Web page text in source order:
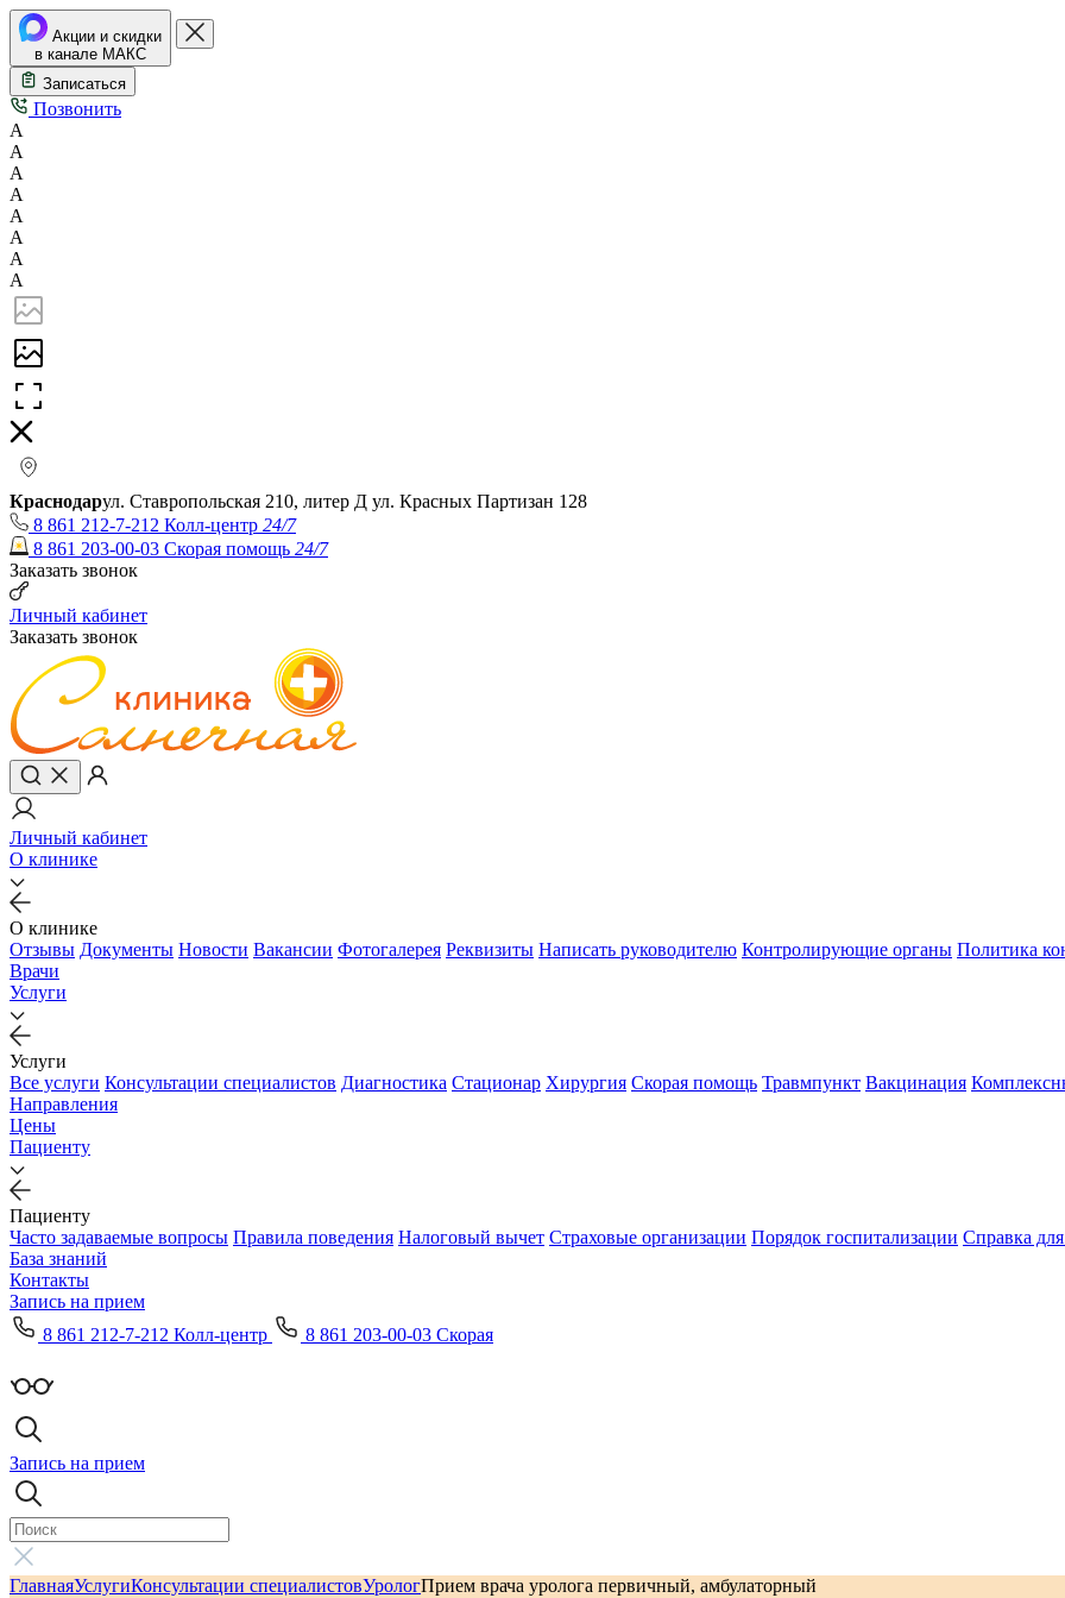
Акции и скидки
в канале МАКС
Записаться
Позвонить
А
А
А
А
А
А
А
А
Краснодарул. Ставропольская 210, литер Д ул. Красных Партизан 128
8 861 212-7-212 Колл-центр 24/7
8 861 203-00-03 Скорая помощь 24/7
Заказать звонок
Личный кабинет
Заказать звонок
Личный кабинет
О клинике
О клинике
Отзывы Документы Новости Вакансии Фотогалерея Реквизиты Написать руководителю Контролирующие органы Политика
Врачи
Услуги
Услуги
Все услуги Консультации специалистов Диагностика Стационар Хирургия Скорая помощь Травмпункт Вакцинация
Направления
Цены
Пациенту
Пациенту
Часто задаваемые вопросы Правила поведения Налоговый вычет Страховые организации Порядок госпитализации Справка
База знаний
Контакты
Запись на прием
8 861 212-7-212 Колл-центр
8 861 203-00-03 Скорая
Запись на прием
ГлавнаяУслугиКонсультации специалистовУрологПрием врача уролога первичный, амбулаторный